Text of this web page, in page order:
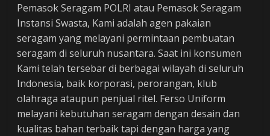
Pemasok Seragam POLRI atau Pemasok Seragam
Instansi Swasta, Kami adalah agen pakaian
seragam yang melayani permintaan pembuatan
seragam di seluruh nusantara. Saat ini konsumen
Kami telah tersebar di berbagai wilayah di seluruh
Indonesia, baik korporasi, perorangan, klub
olahraga ataupun penjual ritel. Ferso Uniform
melayani kebutuhan seragam dengan desain dan
kualitas bahan terbaik tapi dengan harga yang